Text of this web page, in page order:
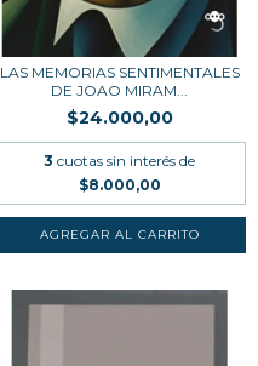
LAS MEMORIAS SENTIMENTALES
DE JOAO MIRAM...
$24.000,00
3 cuotas sin interés de
$8.000,00